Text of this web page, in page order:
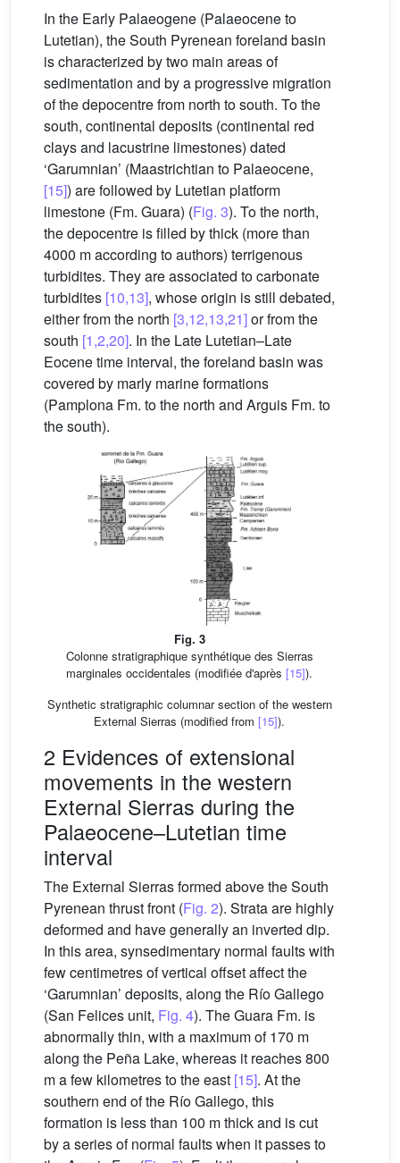
In the Early Palaeogene (Palaeocene to
Lutetian), the South Pyrenean foreland basin
is characterized by two main areas of
sedimentation and by a progressive migration
of the depocentre from north to south. To the
south, continental deposits (continental red
clays and lacustrine limestones) dated
‘Garumnian’ (Maastrichtian to Palaeocene,
[15]) are followed by Lutetian platform
limestone (Fm. Guara) (Fig. 3). To the north,
the depocentre is filled by thick (more than
4000 m according to authors) terrigenous
turbidites. They are associated to carbonate
turbidites [10,13], whose origin is still debated,
either from the north [3,12,13,21]or from the
south [1,2,20]. In the Late Lutetian–Late
Eocene time interval, the foreland basin was
covered by marly marine formations
(Pamplona Fm. to the north and Arguis Fm. to
the south).
Fig. 3
Colonne stratigraphique synthétique des Sierras
marginales occidentales (modifiée d'après [15]).
Synthetic stratigraphic columnar section of the western
External Sierras (modified from [15]).
2 Evidences of extensional
movements in the western
External Sierras during the
Palaeocene–Lutetian time
interval
The External Sierras formed above the South
Pyrenean thrust front (Fig. 2). Strata are highly
deformed and have generally an inverted dip.
In this area, synsedimentary normal faults with
few centimetres of vertical offset affect the
‘Garumnian’ deposits, along the Río Gallego
(San Felices unit, Fig. 4). The Guara Fm. is
abnormally thin, with a maximum of 170 m
along the Peña Lake, whereas it reaches 800
m a few kilometres to the east [15]. At the
southern end of the Río Gallego, this
formation is less than 100 m thick and is cut
by a series of normal faults when it passes to